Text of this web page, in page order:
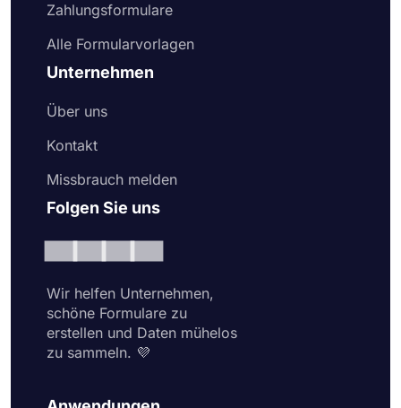
Zahlungsformulare
Alle Formularvorlagen
Unternehmen
Über uns
Kontakt
Missbrauch melden
Folgen Sie uns
Wir helfen Unternehmen,
schöne Formulare zu
erstellen und Daten mühelos
zu sammeln. 💜